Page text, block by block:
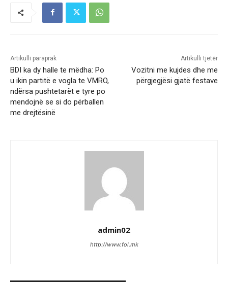
Artikulli paraprak
BDI ka dy halle te mëdha: Po
u ikin partitë e vogla te VMRO,
ndërsa pushtetarët e tyre po
mendojnë se si do përballen
me drejtësinë
Artikulli tjetër
Vozitni me kujdes dhe me
përgjegjësi gjatë festave
admin02
http://www.fol.mk